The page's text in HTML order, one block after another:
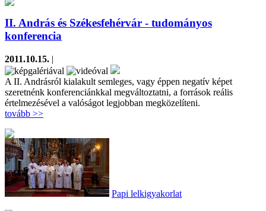
II. András és Székesfehérvár - tudományos
konferencia
2011.10.15. |
A II. Andrásról kialakult semleges, vagy éppen negatív képet
szeretnénk konferenciánkkal megváltoztatni, a források reális
értelmezésével a valóságot legjobban megközelíteni.
tovább >>
Papi lelkigyakorlat